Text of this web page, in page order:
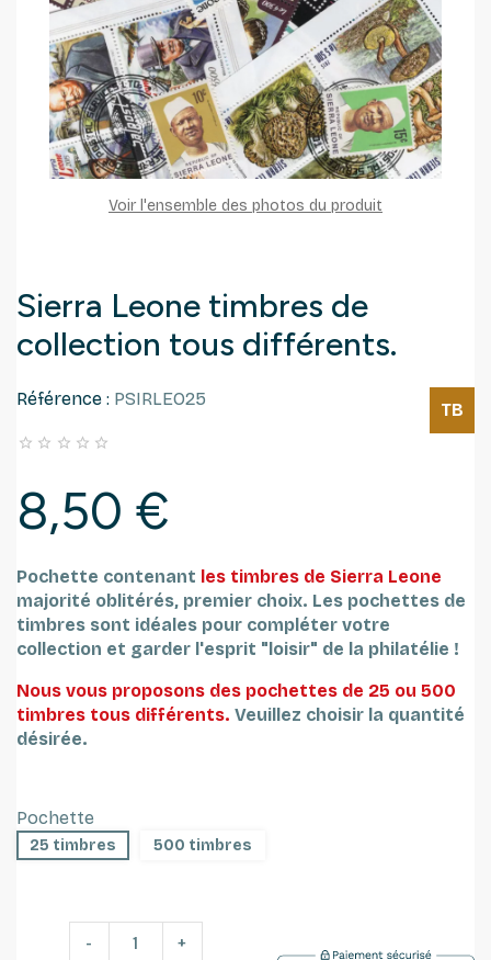
Voir l'ensemble des photos du produit
Sierra Leone timbres de
collection tous différents.
Référence : PSIRLEO25
TB
    
8,50 €
Pochette contenant les timbres de Sierra Leone
majorité oblitérés, premier choix. Les pochettes de
timbres sont idéales pour compléter votre
collection et garder l'esprit "loisir" de la philatélie !
Nous vous proposons des pochettes de 25 ou 500
timbres tous différents. Veuillez choisir la quantité
désirée.
Pochette
25 timbres 500 timbres
- +